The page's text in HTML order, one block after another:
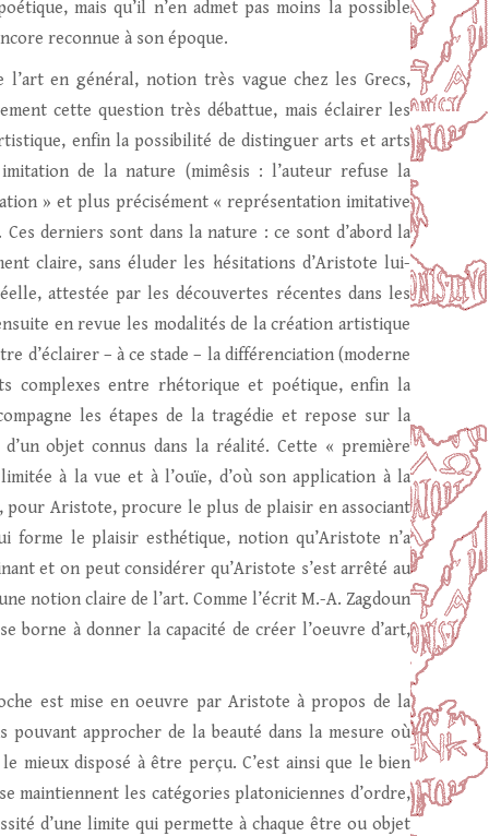
mais qu’il n’en admet pas moins la possible
reconnue à son époque.
en général, notion très vague chez les Grecs,
cette question très débattue, mais éclairer les
enfin la possibilité de distinguer arts et arts
de la nature (mimêsis : l’auteur refuse la
» et plus précisément « représentation imitative
derniers sont dans la nature : ce sont d’abord la
claire, sans éluder les hésitations d’Aristote lui-
attestée par les découvertes récentes dans les
en revue les modalités de la création artistique
d’éclairer – à ce stade – la différenciation (moderne
complexes entre rhétorique et poétique, enfin la
les étapes de la tragédie et repose sur la
objet connus dans la réalité. Cette « première
à la vue et à l’ouïe, d’où son application à la
pour Aristote, procure le plus de plaisir en associant
forme le plaisir esthétique, notion qu’Aristote n’a
et on peut considérer qu’Aristote s’est arrêté au
notion claire de l’art. Comme l’écrit M.-A. Zagdoun
à donner la capacité de créer l’oeuvre d’art,
est mise en oeuvre par Aristote à propos de la
approcher de la beauté dans la mesure où
mieux disposé à être perçu. C’est ainsi que le bien
maintiennent les catégories platoniciennes d’ordre,
d’une limite qui permette à chaque être ou objet